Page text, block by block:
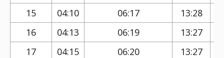
15
04:10 06:17 13:28
16
04:13 06:19 13:27
17
04:15 06:20 13:27